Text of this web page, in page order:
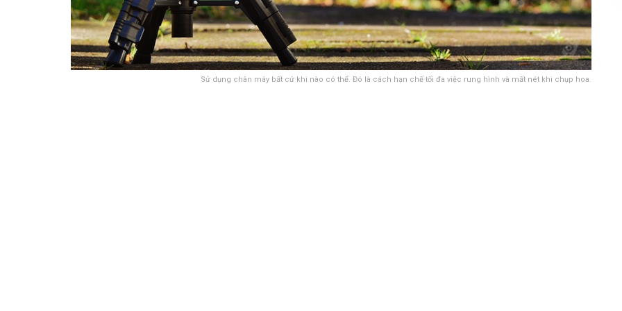
Sử dụng chân máy bất cứ khi nào có thể. Đó là cách hạn chế tối đa việc rung hình và mất nét khi chụp hoa.